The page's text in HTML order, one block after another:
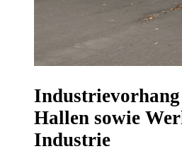
Hallen sowie
Industrie